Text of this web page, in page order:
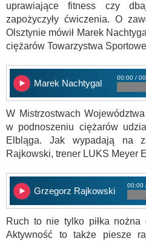
uprawiające fitness czy
zapożyczyły ćwiczenia. O
Olsztynie mówił Marek
ciężarów Towarzystwa
Marek Nachtygal
00:00 /
W Mistrzostwach
w podnoszeniu ciężarów
Elbląga. Jak wypadają na
Rajkowski, trener LUKS Meyer
Grzegorz Rajkowski
00:00
Ruch to nie tylko piłka nożna
Aktywność to także piesze